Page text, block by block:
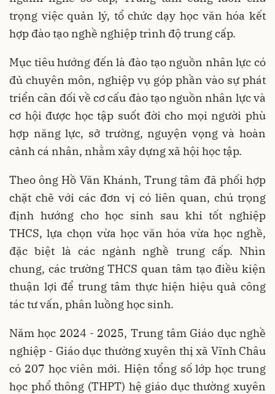
trọng việc quản lý, tổ chức dạy học văn hóa kết
hợp đào tạo nghề nghiệp trình độ trung cấp.
Mục tiêu hướng đến là đào tạo nguồn nhân lực có
đủ chuyên môn, nghiệp vụ góp phần vào sự phát
triển cân đối về cơ cấu đào tạo nguồn nhân lực và
cơ hội được học tập suốt đời cho mọi người phù
hợp năng lực, sở trường, nguyện vọng và hoàn
cảnh cá nhân, nhằm xây dựng xã hội học tập.
Theo ông Hồ Văn Khánh, Trung tâm đã phối hợp
chặt chẽ với các đơn vị có liên quan, chú trọng
định hướng cho học sinh sau khi tốt nghiệp
THCS, lựa chọn vừa học văn hóa vừa học nghề,
đặc biệt là các ngành nghề trung cấp. Nhìn
chung, các trường THCS quan tâm tạo điều kiện
thuận lợi để trung tâm thực hiện hiệu quả công
tác tư vấn, phân luồng học sinh.
Năm học 2024 - 2025, Trung tâm Giáo dục nghề
nghiệp - Giáo dục thường xuyên thị xã Vĩnh Châu
có 207 học viên mới. Hiện tổng số lớp học trung
học phổ thông (THPT) hệ giáo dục thường xuyên